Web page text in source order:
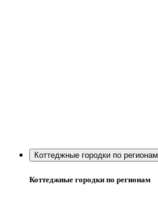
Коттеджные городки по регионам
Коттеджные городки по регионам